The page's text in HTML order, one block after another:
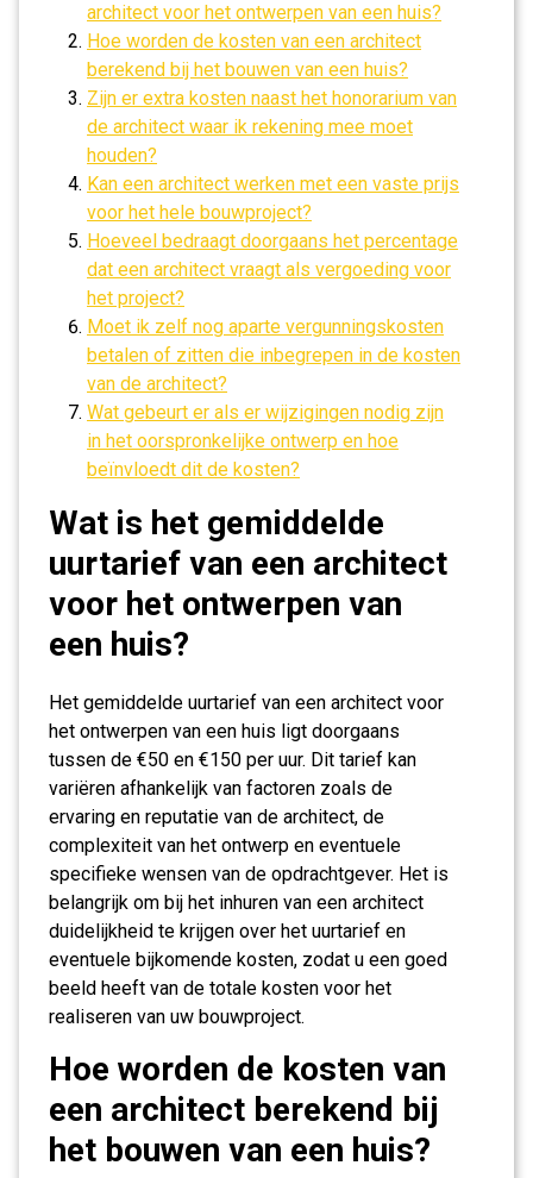
architect voor het ontwerpen van een huis?
Hoe worden de kosten van een architect
berekend bij het bouwen van een huis?
Zijn er extra kosten naast het honorarium van
de architect waar ik rekening mee moet
houden?
Kan een architect werken met een vaste prijs
voor het hele bouwproject?
Hoeveel bedraagt doorgaans het percentage
dat een architect vraagt als vergoeding voor
het project?
Moet ik zelf nog aparte vergunningskosten
betalen of zitten die inbegrepen in de kosten
van de architect?
Wat gebeurt er als er wijzigingen nodig zijn
in het oorspronkelijke ontwerp en hoe
beïnvloedt dit de kosten?
Wat is het gemiddelde
uurtarief van een architect
voor het ontwerpen van
een huis?
Het gemiddelde uurtarief van een architect voor
het ontwerpen van een huis ligt doorgaans
tussen de €50 en €150 per uur. Dit tarief kan
variëren afhankelijk van factoren zoals de
ervaring en reputatie van de architect, de
complexiteit van het ontwerp en eventuele
specifieke wensen van de opdrachtgever. Het is
belangrijk om bij het inhuren van een architect
duidelijkheid te krijgen over het uurtarief en
eventuele bijkomende kosten, zodat u een goed
beeld heeft van de totale kosten voor het
realiseren van uw bouwproject.
Hoe worden de kosten van
een architect berekend bij
het bouwen van een huis?